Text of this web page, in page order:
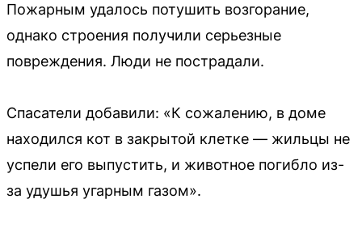
Пожарным удалось потушить возгорание,
однако строения получили серьезные
повреждения. Люди не пострадали.
Спасатели добавили: «К сожалению, в доме
находился кот в закрытой клетке — жильцы не
успели его выпустить, и животное погибло из-
за удушья угарным газом».